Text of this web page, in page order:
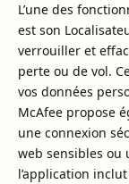
L’une des
est son
verrouiller et
perte ou de vol.
vos données
McAfee propose
une connexion
web sensibles ou
l’application